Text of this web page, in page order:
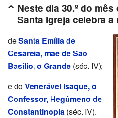
Neste dia 30.º do
Santa Igreja celebra a
deSanta Emília de
Cesareia, mãe de São
Basílio, o Grande (séc. IV);
e doVenerável Isaque, o
Confessor, Hegúmeno de
Constantinopla (séc. IV).